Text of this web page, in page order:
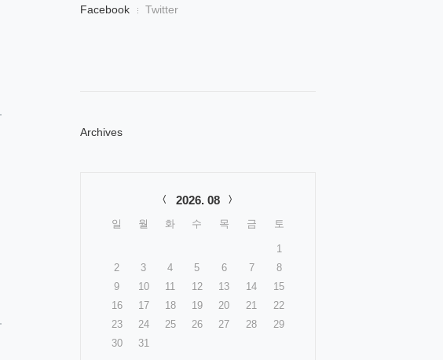
페
그
Facebook Twitter
Archives
2026. 08
일 월 화 수 목 금 토
1
2
3 4 5 6 7
8
9
10 11 12 13 14
15
16
17 18 19 20 21
22
23
24 25 26 27 28
29
30
31